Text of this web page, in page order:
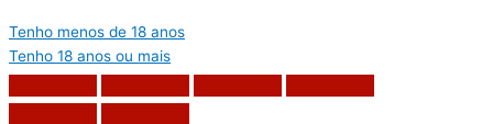
Tenho menos de 18 anos
Tenho 18 anos ou mais